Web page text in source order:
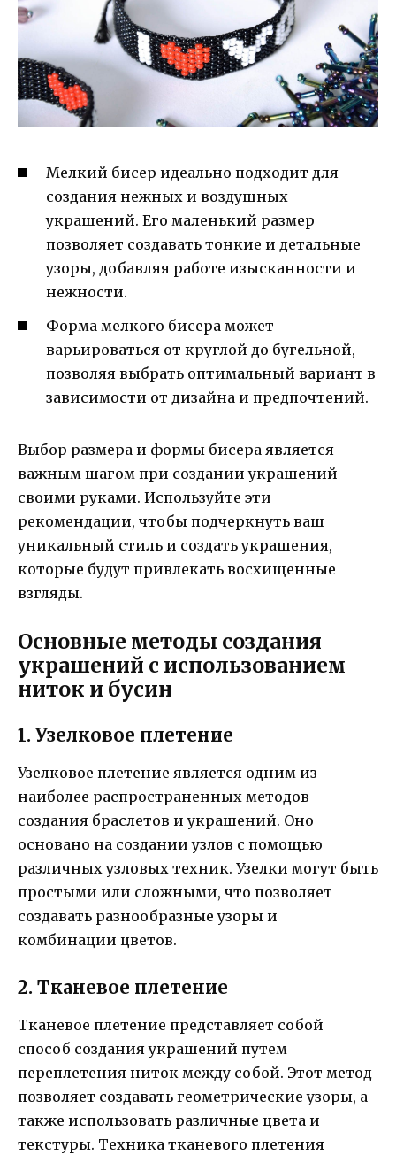
Мелкий бисер идеально подходит для
создания нежных и воздушных
украшений. Его маленький размер
позволяет создавать тонкие и детальные
узоры, добавляя работе изысканности и
нежности.
Форма мелкого бисера может
варьироваться от круглой до бугельной,
позволяя выбрать оптимальный вариант в
зависимости от дизайна и предпочтений.
Выбор размера и формы бисера является
важным шагом при создании украшений
своими руками. Используйте эти
рекомендации, чтобы подчеркнуть ваш
уникальный стиль и создать украшения,
которые будут привлекать восхищенные
взгляды.
Основные методы создания
украшений с использованием
ниток и бусин
1. Узелковое плетение
Узелковое плетение является одним из
наиболее распространенных методов
создания браслетов и украшений. Оно
основано на создании узлов с помощью
различных узловых техник. Узелки могут быть
простыми или сложными, что позволяет
создавать разнообразные узоры и
комбинации цветов.
2. Тканевое плетение
Тканевое плетение представляет собой
способ создания украшений путем
переплетения ниток между собой. Этот метод
позволяет создавать геометрические узоры, а
также использовать различные цвета и
текстуры. Техника тканевого плетения